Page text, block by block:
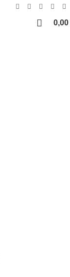
0,00